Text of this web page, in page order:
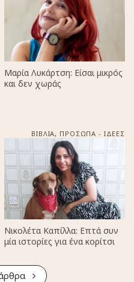
Μαρία Λυκάρτση: Είσαι μικρός
και δεν χωράς
ΒΙΒΛΙΑ, ΠΡΟΣΩΠΑ - ΙΔΕΕΣ
Νικολέτα Καπίλλα: Επτά συν
μία ιστορίες για ένα κορίτσι